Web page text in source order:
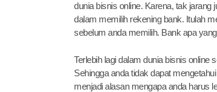
dunia bisnis online. Karena, tak
dalam memilih rekening bank. Itulah
sebelum anda memilih. Bank apa
Terlebih lagi dalam dunia bisnis online
Sehingga anda tidak dapat
menjadi alasan mengapa anda harus